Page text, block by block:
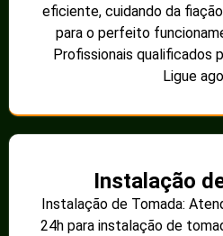
eficiente, cuidando da
para o perfeito
Profissionais qualificados
Ligue
Instalação
Instalação de Tomada:
24h para instalação de